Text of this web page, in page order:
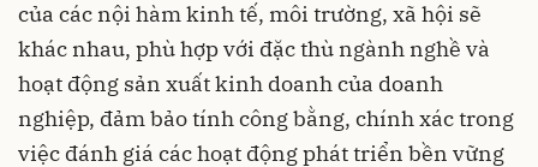
của các nội hàm kinh tế, môi trường, xã hội sẽ
khác nhau, phù hợp với đặc thù ngành nghề và
hoạt động sản xuất kinh doanh của doanh
nghiệp, đảm bảo tính công bằng, chính xác trong
việc đánh giá các hoạt động phát triển bền vững